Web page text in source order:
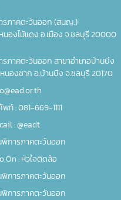
ภาคตะวันออก (สนญ.)
นองไม้แดง อ.เมือง จ.ชลบุรี 20000
ภาคตะวันออก สาขาอำเภอบ้านบึง
นองชาก อ.บ้านบึง จ.ชลบุรี 20170
พท์ : 081-669-1111
: @eadt
การภาคตะวันออก
On : หัวใจติดล้อ
การภาคตะวันออก
การภาคตะวันออก